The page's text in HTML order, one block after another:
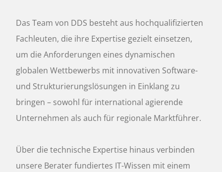
Das Team von DDS besteht aus hochqualifizierten
Fachleuten, die ihre Expertise gezielt einsetzen,
um die Anforderungen eines dynamischen
globalen Wettbewerbs mit innovativen Software-
und Strukturierungslösungen in Einklang zu
bringen – sowohl für international agierende
Unternehmen als auch für regionale Marktführer.
Über die technische Expertise hinaus verbinden
unsere Berater fundiertes IT-Wissen mit einem